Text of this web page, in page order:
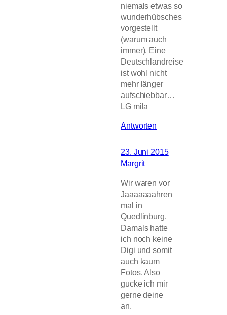
niemals etwas so
wunderhübsches
vorgestellt
(warum auch
immer). Eine
Deutschlandreise
ist wohl nicht
mehr länger
aufschiebbar…
LG mila
Antworten
23. Juni 2015
Margrit
Wir waren vor
Jaaaaaaahren
mal in
Quedlinburg.
Damals hatte
ich noch keine
Digi und somit
auch kaum
Fotos. Also
gucke ich mir
gerne deine
an.